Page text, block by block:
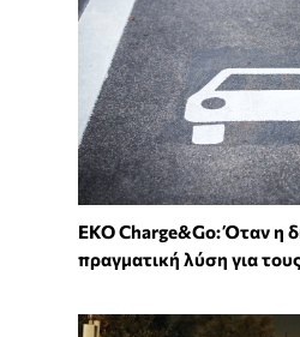
EKO Charge&Go: Όταν η
πραγματική λύση για